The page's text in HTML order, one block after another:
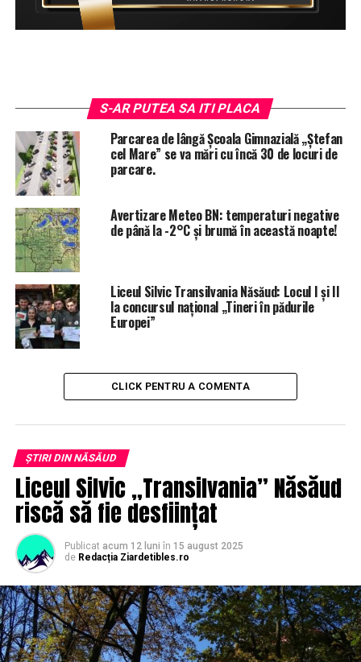
Redacția Ziardetibles.ro
S-AR PUTEA SA ITI PLACA
Parcarea de lângă Școala Gimnazială „Ștefan
cel Mare” se va mări cu încă 30 de locuri de
parcare.
Avertizare Meteo BN: temperaturi negative
de până la -2°C și brumă în această noapte!
Liceul Silvic Transilvania Năsăud: Locul I și II
la concursul național „Tineri în pădurile
Europei”
CLICK PENTRU A COMENTA
ȘTIRI DIN NĂSĂUD
Liceul Silvic „Transilvania” Năsăud
riscă să fie desființat
Publicat acum 12 luni în 15 august 2025
de Redacția Ziardetibles.ro